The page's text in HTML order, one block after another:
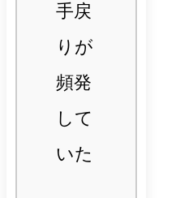
手戻
りが
頻発
して
いた